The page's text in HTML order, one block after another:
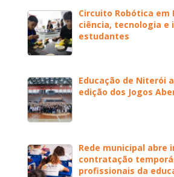
Circuito Robótica em
ciência, tecnologia e
estudantes
Educação de Niterói
edição dos Jogos
Rede municipal abre
contratação
profissionais da